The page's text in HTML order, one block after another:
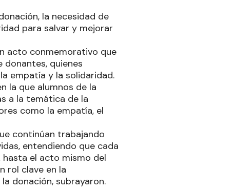
la necesidad de
para salvar y mejorar
acto conmemorativo que
quienes
empatía y la solidaridad.
la que alumnos de la
a la temática de la
como la empatía, el
continúan trabajando
entendiendo que cada
el acto mismo del
rol clave en la
donación, subrayaron.